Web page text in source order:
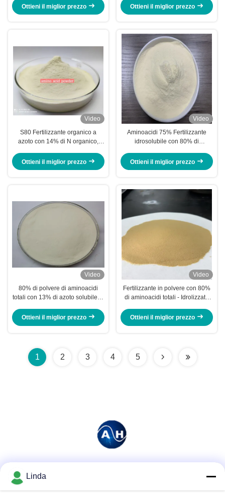
nutrizione delle colture
Ottieni il miglior prezzo
Ottieni il miglior prezzo
Video
S80 Fertilizzante organico a
azoto con 14% di N organico,
aminoacidi totali per una migliore
crescita delle piante
Ottieni il miglior prezzo
Video
Aminoacidi 75% Fertilizzante
idrosolubile con 80% di
100% di Solubilità
Ottieni il miglior prezzo
Video
80% di polvere di aminoacidi
totali con 13% di azoto solubile in
delle radici per il concime
Ottieni il miglior prezzo
Video
Fertilizzante in polvere con 80%
di aminoacidi totali - Idrolizzato
farina di soia non OGM
Ottieni il miglior prezzo
1 2 3 4 5
Linda